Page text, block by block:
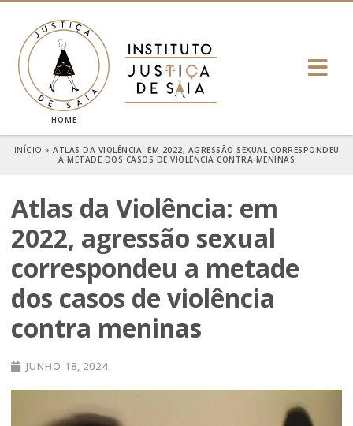
HOME
INÍCIO » ATLAS DA VIOLÊNCIA: EM 2022, AGRESSÃO SEXUAL CORRESPONDEU
A METADE DOS CASOS DE VIOLÊNCIA CONTRA MENINAS
Atlas da Violência: em
2022, agressão sexual
correspondeu a metade
dos casos de violência
contra meninas
JUNHO 18, 2024